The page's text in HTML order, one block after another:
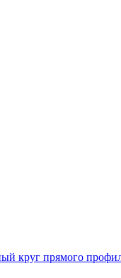
круг прямого